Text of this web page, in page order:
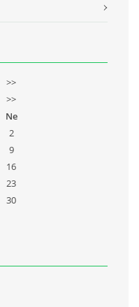
>>
>>
Ne
2
9
16
23
30